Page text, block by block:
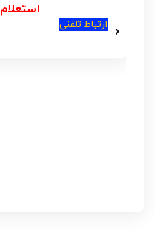
استعلام
ارتباط تلفنی